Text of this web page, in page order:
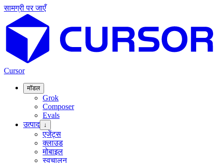
सामग्री पर जाएँ
Cursor
मॉडल
Grok
Composer
Evals
उत्पाद ↓
एजेंट्स
क्लाउड
मोबाइल
स्वचालन